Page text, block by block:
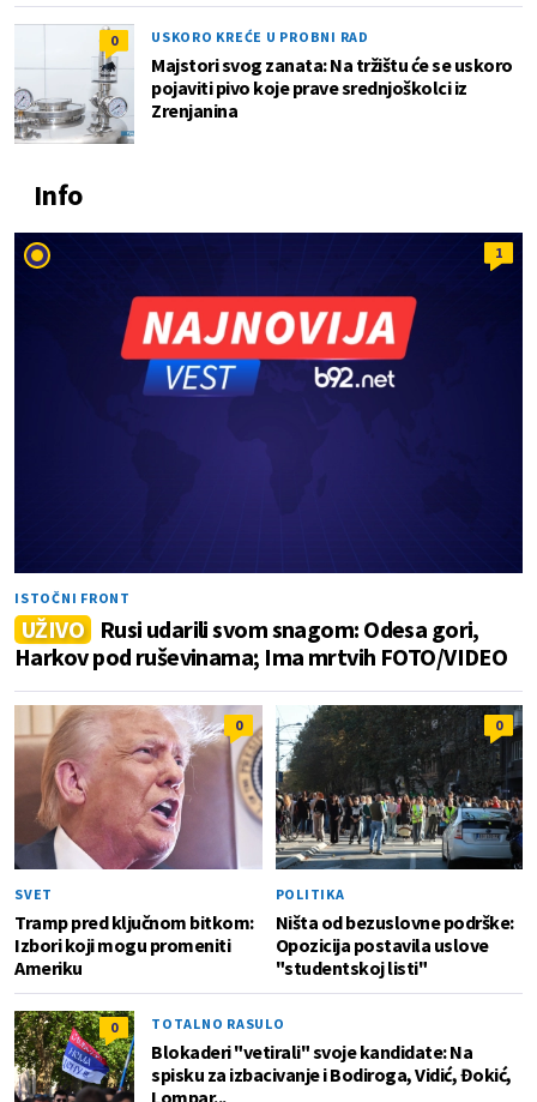
0 USKORO KREĆE U PROBNI RAD
Majstori svog zanata: Na tržištu će se uskoro
pojaviti pivo koje prave srednjoškolci iz
Zrenjanina
Info
1
ISTOČNI FRONT
UŽIVO Rusi udarili svom snagom: Odesa gori,
Harkov pod ruševinama; Ima mrtvih FOTO/VIDEO
0
SVET
Tramp pred ključnom bitkom:
Izbori koji mogu promeniti
Ameriku
0
POLITIKA
Ništa od bezuslovne podrške:
Opozicija postavila uslove
"studentskoj listi"
0 TOTALNO RASULO
Blokaderi "vetirali" svoje kandidate: Na
spisku za izbacivanje i Bodiroga, Vidić, Đokić,